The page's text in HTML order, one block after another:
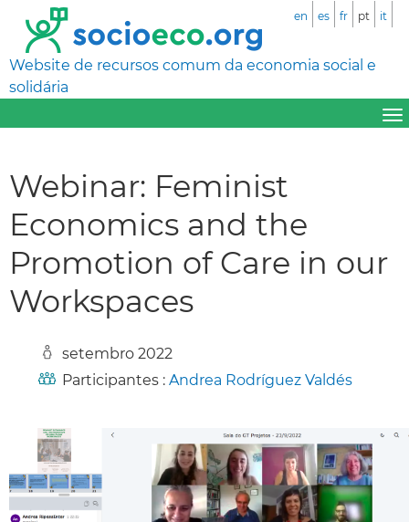
Website de recursos comum da economia social e
solidária
en es fr pt it
Webinar: Feminist
Economics and the
Promotion of Care in our
Workspaces
setembro 2022
Participantes : Andrea Rodríguez Valdés